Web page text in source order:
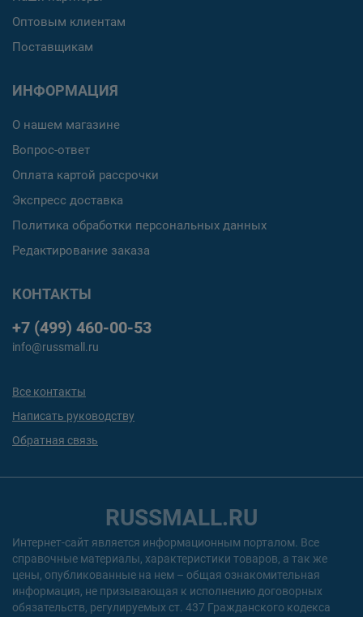
Оптовым клиентам
Поставщикам
ИНФОРМАЦИЯ
О нашем магазине
Вопрос-ответ
Оплата картой рассрочки
Экспресс доставка
Политика обработки персональных данных
Редактирование заказа
КОНТАКТЫ
+7 (499) 460-00-53
info@russmall.ru
Все контакты
Написать руководству
Обратная связь
RUSSMALL.RU
Интернет-сайт является информационным порталом. Все
справочные материалы, характеристики товаров, а так же
цены, опубликованные на нем – общая ознакомительная
информация, не призывающая к исполнению договорных
обязательств, регулируемых ст. 437 Гражданского кодекса